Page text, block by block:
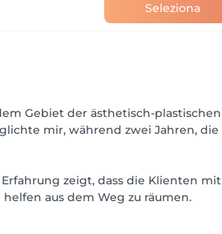
Seleziona
Gebiet der ästhetisch-plastischen
mir, während zwei Jahren, die
zeigt, dass die Klienten mit
aus dem Weg zu räumen.